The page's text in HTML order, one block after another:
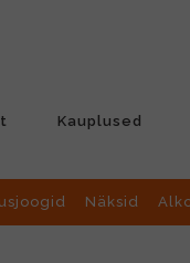
Kauplused
Näksid